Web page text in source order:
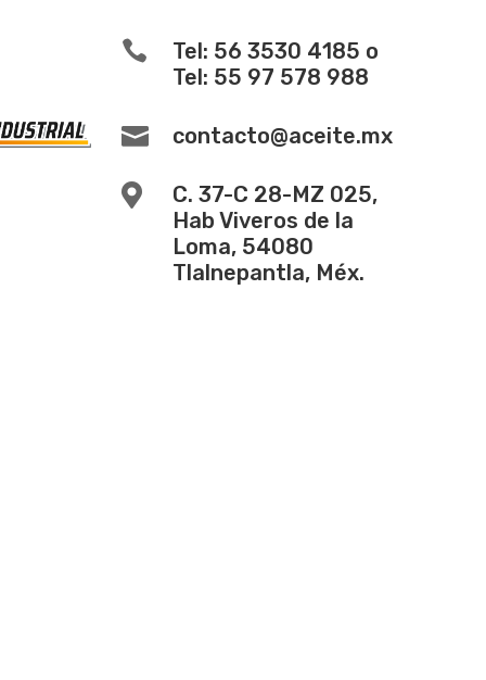

Tel: 56 3530 4185 o
Tel: 55 97 578 988
 contacto@aceite.mx

C. 37-C 28-MZ 025,
Hab Viveros de la
Loma, 54080
Tlalnepantla, Méx.